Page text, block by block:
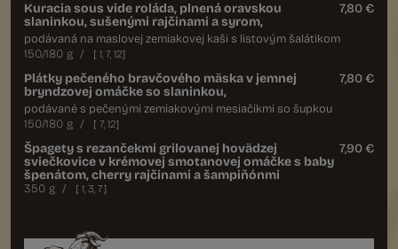
Kuracia sous vide roláda, plnená oravskou
slaninkou, sušenými rajčinami a syrom,
7,80 €
podávaná na maslovej zemiakovej kaši s listovým šalátikom
150/180 g / [ 1, 7, 12]
Plátky pečeného bravčového mäska v jemnej
bryndzovej omáčke so slaninkou,
7,80 €
podávané s pečenými zemiakovými mesiačikmi so šupkou
150/180 g / [ 7, 12]
Špagety s rezančekmi grilovanej hovädzej
sviečkovice v krémovej smotanovej omáčke s baby
špenátom, cherry rajčinami a šampiňónmi
350 g / [ 1, 3, 7]
7,90 €